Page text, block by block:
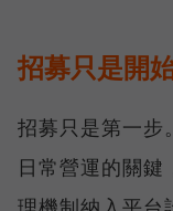
招募只是開
招募只是第一步
日常營運的關